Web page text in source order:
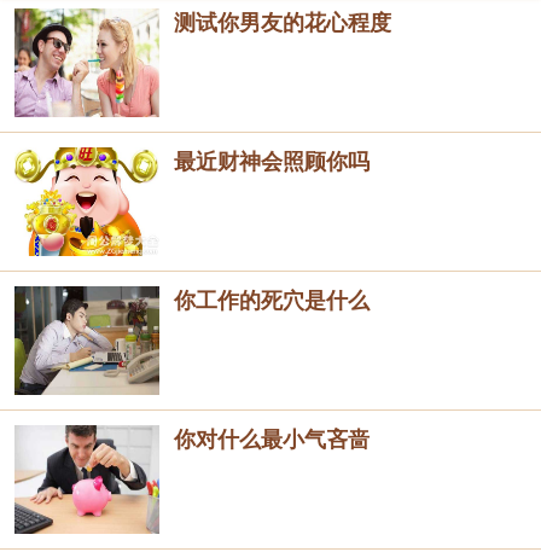
测试你男友的花心程度
最近财神会照顾你吗
你工作的死穴是什么
你对什么最小气吝啬